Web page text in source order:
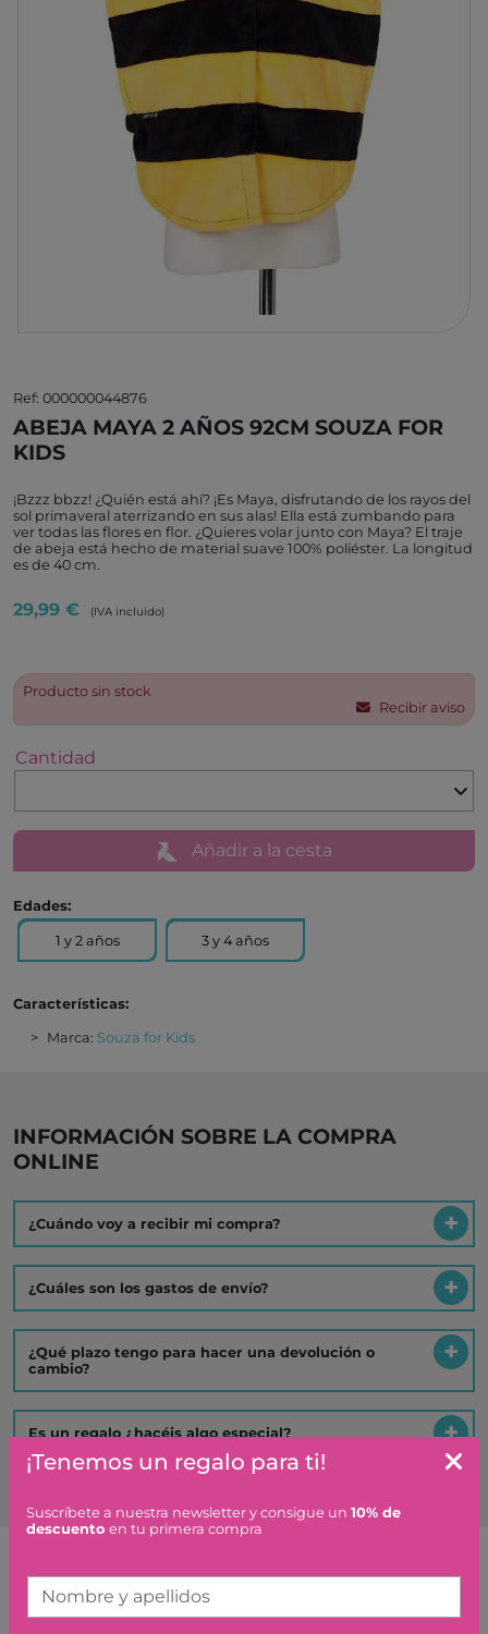
Ref: 000000044876
ABEJA MAYA 2 AÑOS 92CM SOUZA FOR
KIDS
¡Bzzz bbzz! ¿Quién está ahí? ¡Es Maya, disfrutando de los rayos del
sol primaveral aterrizando en sus alas! Ella está zumbando para
ver todas las flores en flor. ¿Quieres volar junto con Maya? El traje
de abeja está hecho de material suave 100% poliéster. La longitud
es de 40 cm.
29,99 € (IVA incluido)
Producto sin stock
Recibir aviso
Cantidad
Añadir a la cesta
Edades:
1 y 2 años 3 y 4 años
Características:
Marca: Souza for Kids
INFORMACIÓN SOBRE LA COMPRA
ONLINE
¿Cuándo voy a recibir mi compra?
¿Cuáles son los gastos de envío?
¿Qué plazo tengo para hacer una devolución o
cambio?
Es un regalo ¿hacéis algo especial?
Artículos similares o que combinan
¡Tenemos un regalo para ti!
Suscríbete a nuestra newsletter y consigue un 10% de
descuento en tu primera compra
Nombre y apellidos